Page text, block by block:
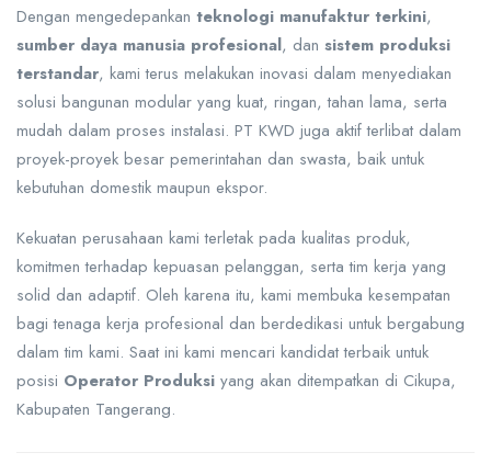
Dengan mengedepankan teknologi manufaktur terkini,
sumber daya manusia profesional, dan sistem produksi
terstandar, kami terus melakukan inovasi dalam menyediakan
solusi bangunan modular yang kuat, ringan, tahan lama, serta
mudah dalam proses instalasi. PT KWD juga aktif terlibat dalam
proyek-proyek besar pemerintahan dan swasta, baik untuk
kebutuhan domestik maupun ekspor.
Kekuatan perusahaan kami terletak pada kualitas produk,
komitmen terhadap kepuasan pelanggan, serta tim kerja yang
solid dan adaptif. Oleh karena itu, kami membuka kesempatan
bagi tenaga kerja profesional dan berdedikasi untuk bergabung
dalam tim kami. Saat ini kami mencari kandidat terbaik untuk
posisi Operator Produksi yang akan ditempatkan di Cikupa,
Kabupaten Tangerang.